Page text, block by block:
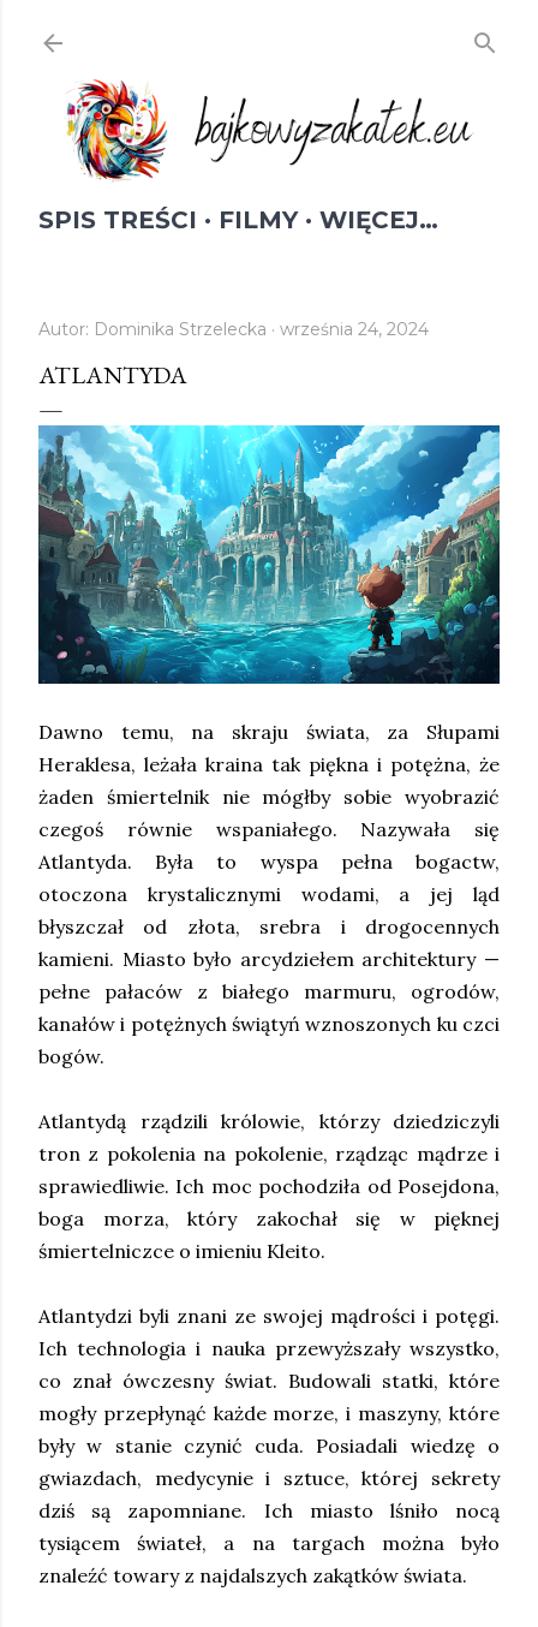
SPIS TREŚCI FILMY WIĘCEJ…
Autor: Dominika Strzelecka września 24, 2024
ATLANTYDA
Dawno temu, na skraju świata, za Słupami
Heraklesa, leżała kraina tak piękna i potężna, że
żaden śmiertelnik nie mógłby sobie wyobrazić
czegoś równie wspaniałego. Nazywała się
Atlantyda. Była to wyspa pełna bogactw,
otoczona krystalicznymi wodami, a jej ląd
błyszczał od złota, srebra i drogocennych
kamieni. Miasto było arcydziełem architektury —
pełne pałaców z białego marmuru, ogrodów,
kanałów i potężnych świątyń wznoszonych ku czci
bogów.
Atlantydą rządzili królowie, którzy dziedziczyli
tron z pokolenia na pokolenie, rządząc mądrze i
sprawiedliwie. Ich moc pochodziła od Posejdona,
boga morza, który zakochał się w pięknej
śmiertelniczce o imieniu Kleito.
Atlantydzi byli znani ze swojej mądrości i potęgi.
Ich technologia i nauka przewyższały wszystko,
co znał ówczesny świat. Budowali statki, które
mogły przepłynąć każde morze, i maszyny, które
były w stanie czynić cuda. Posiadali wiedzę o
gwiazdach, medycynie i sztuce, której sekrety
dziś są zapomniane. Ich miasto lśniło nocą
tysiącem świateł, a na targach można było
znaleźć towary z najdalszych zakątków świata.